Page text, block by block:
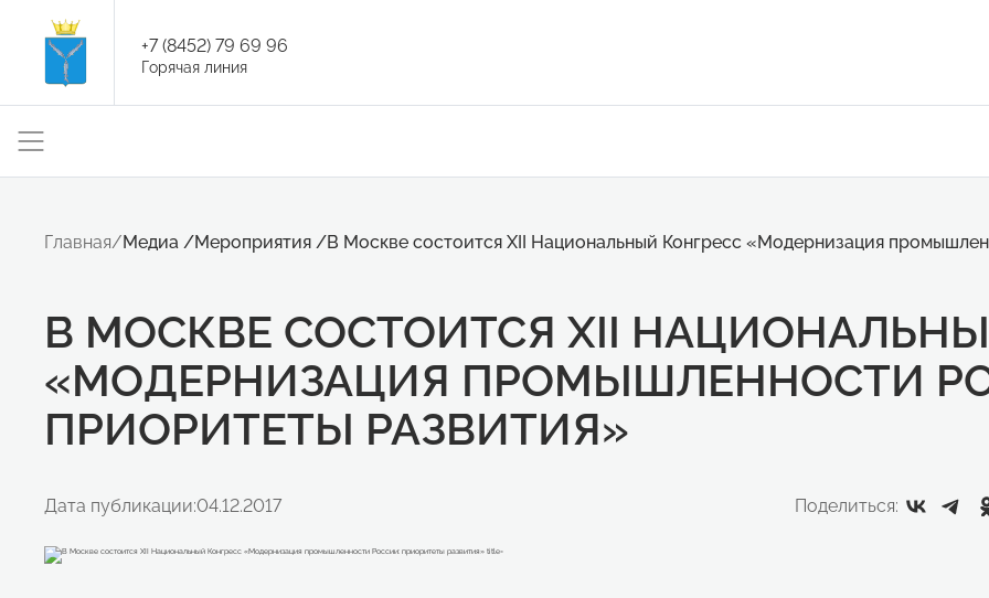
+7 (8452) 79 69 96
Горячая линия
Главная/Медиа /Мероприятия /В Москве состоится XII Национальный Конгресс «Модернизация
В МОСКВЕ СОСТОИТСЯ XII
«МОДЕРНИЗАЦИЯ ПРОМЫШЛЕННОСТИ
ПРИОРИТЕТЫ РАЗВИТИЯ»
Дата публикации:04.12.2017 Поделиться: